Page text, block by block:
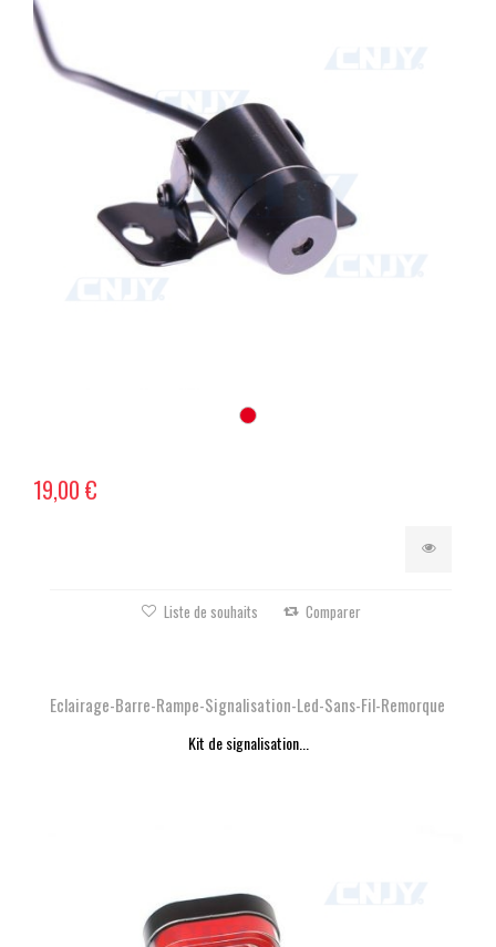
19,00 €
Liste de souhaits Comparer
Eclairage-Barre-Rampe-Signalisation-Led-Sans-Fil-Remorque
Kit de signalisation...